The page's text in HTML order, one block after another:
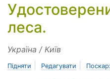
леса.
Україна / Київ
Підняти Редагувати